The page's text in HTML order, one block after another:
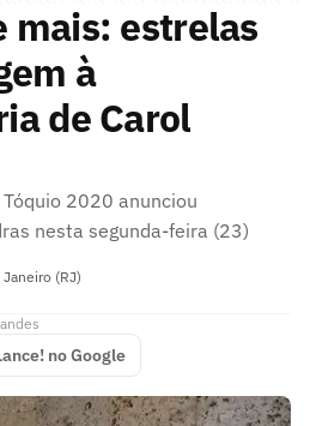
mais: estrelas
à
de Carol
2020 anunciou
nesta segunda-feira (23)
Janeiro (RJ)
no Google